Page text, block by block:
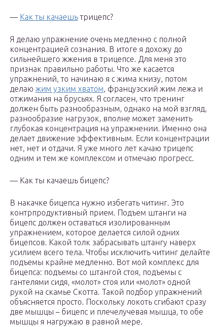
— Как ты качаешь трицепс?
Я делаю упражнение очень медленно с полной
концентрацией сознания. В итоге я дохожу до
сильнейшего жжения в трицепсе. Для меня это
признак правильно работы. Что же касается
упражнений, то начинаю я с жима книзу, потом
делаю жим узким хватом, французский жим лежа и
отжимания на брусьях. Я согласен, что тренинг
должен быть разнообразным, однако на мой взгляд,
разнообразие нагрузок, вполне может заменить
глубокая концентрация на упражнении. Именно она
делает движение эффективным. Если концентрации
нет, нет и отдачи. Я уже много лет качаю трицепс
одним и тем же комплексом и отмечаю прогресс.
— Как ты качаешь бицепс?
В накачке бицепса нужно избегать читинг. Это
контрпродуктивный прием. Подъем штанги на
бицепс должен оставаться изолированным
упражнением, которое делается силой одних
бицепсов. Какой толк забрасывать штангу наверх
усилием всего тела. Чтобы исключить читинг делайте
подъемы крайне медленно. Вот мой комплекс для
бицепса: подъемы со штангой стоя, подъемы с
гантелями сидя, «молот» стоя или «молот» одной
рукой на скамье Скотта. Такой подбор упражнений
объясняется просто. Поскольку локоть сгибают сразу
две мышцы – бицепс и плечелучевая мышца, то обе
мышцы я нагружаю в равной мере.